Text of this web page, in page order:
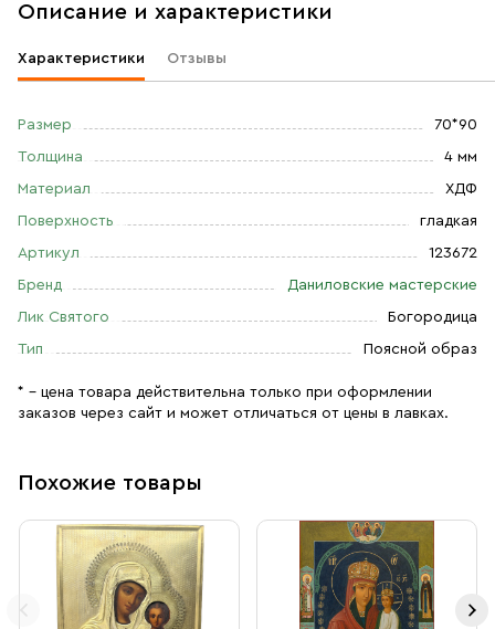
Описание и характеристики
Характеристики Отзывы
Размер 70*90
Толщина 4 мм
Материал ХДФ
Поверхность гладкая
Артикул 123672
Бренд Даниловские мастерские
Лик Святого Богородица
Тип Поясной образ
* – цена товара действительна только при оформлении
заказов через сайт и может отличаться от цены в лавках.
Похожие товары